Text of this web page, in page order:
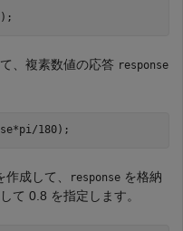
、複素数値の応答 response
180);
作成して、 response を格納
て 0.8 を指定します。